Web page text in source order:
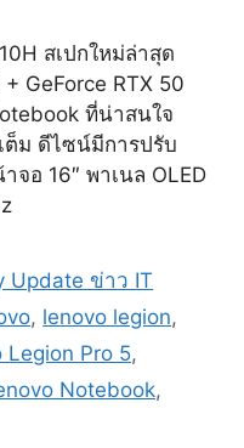
สเปกใหม่ล่าสุด
GeForce RTX 50
ที่น่าสนใจ
ต็ม ดีไซน์มีการปรับ
จอ 16″ พาเนล OLED
Update ข่าว IT
, lenovo legion,
Legion Pro 5,
Notebook,